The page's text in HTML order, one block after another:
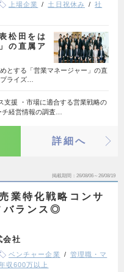
上場企業 土日祝休み
社
松田をは
の直属ア
とする「営業マネージャー」の直
ライズ…
支援 ・市場に適合する営業戦略の
経営情報の調査…
詳細へ
掲載期間 26/08/06～26/08/19
業特化戦略コンサ
バランス◎
会社
ベンチャー企業
管理職・マ
収600万以上